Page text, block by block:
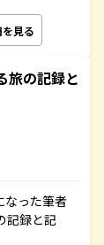
見る
の記録と
なった筆者
記録と記